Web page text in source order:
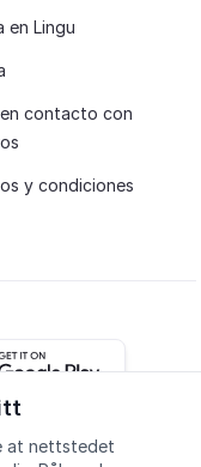
at nettstedet
en Lingu
contacto con
y condiciones
Android app